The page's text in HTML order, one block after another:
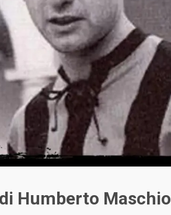
Humberto Maschio